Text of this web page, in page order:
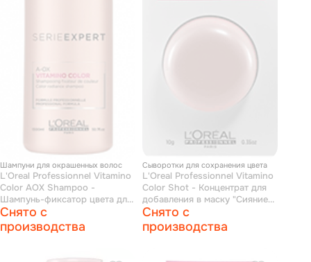
Шампуни для окрашенных волос
L'Oreal Professionnel Vitamino
Сolor AOX Shampoo -
Шампунь-фиксатор цвета для
окрашенных волос 1500 мл
Снято с
производства
Сыворотки для сохранения цвета
L'Oreal Professionnel Vitamino
Сolor Shot - Концентрат для
добавления в маску "Сияние
цвета" 10 мл
Снято с
производства